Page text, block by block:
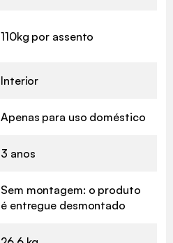
110kg por assento
Interior
Apenas para uso doméstico
3 anos
Sem montagem: o produto
é entregue desmontado